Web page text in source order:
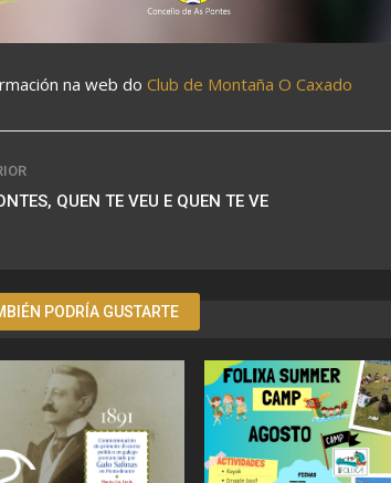
na web do Club de Montaña O Caxado
QUEN TE VEU E QUEN TE VE
PODRÍA GUSTARTE